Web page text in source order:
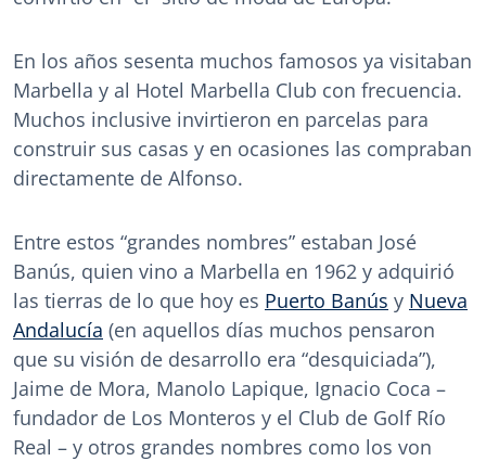
En los años sesenta muchos famosos ya visitaban
Marbella y al Hotel Marbella Club con frecuencia.
Muchos inclusive invirtieron en parcelas para
construir sus casas y en ocasiones las compraban
directamente de Alfonso.
Entre estos “grandes nombres” estaban José
Banús, quien vino a Marbella en 1962 y adquirió
las tierras de lo que hoy es Puerto Banús y Nueva
Andalucía (en aquellos días muchos pensaron
que su visión de desarrollo era “desquiciada”),
Jaime de Mora, Manolo Lapique, Ignacio Coca –
fundador de Los Monteros y el Club de Golf Río
Real – y otros grandes nombres como los von